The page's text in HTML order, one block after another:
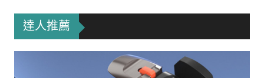
達人推薦